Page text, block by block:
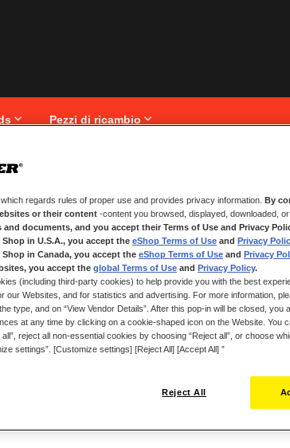
Pezzi di ricambio
NUOVI CLIENTI
La creazione di un account ha
traccia degli ordini e altro ancora.
CREA UN ACCOUNT
which regards rules of proper use and provides privacy information. By
or their content -content you browsed, displayed, downloaded, or
documents, and you accept their Terms of Use and Privacy
in U.S.A., you accept the eShop Terms of Use and Privacy
in Canada, you accept the eShop Terms of Use and Privacy
you accept the global Terms of Use and Privacy Policy.
(including third-party cookies) to help provide you with the best
our Websites, and for statistics and advertising. For more information,
type, and on “View Vendor Details”. After this pop-in will be closed, you
at any time by clicking on a cookie-shaped icon on the Website. You
reject all non-essential cookies by choosing “Reject all”, or choose
settings”. [Customize settings] [Reject All] [Accept All] ”
Reject All